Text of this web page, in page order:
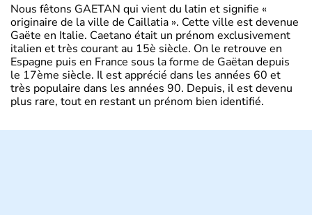
Nous fêtons GAETAN qui vient du latin et signifie «
originaire de la ville de Caillatia ». Cette ville est devenue
Gaëte en Italie. Caetano était un prénom exclusivement
italien et très courant au 15è siècle. On le retrouve en
Espagne puis en France sous la forme de Gaëtan depuis
le 17ème siècle. Il est apprécié dans les années 60 et
très populaire dans les années 90. Depuis, il est devenu
plus rare, tout en restant un prénom bien identifié.